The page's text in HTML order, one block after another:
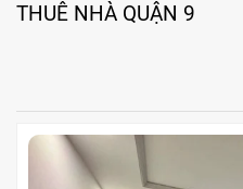
THUÊ NHÀ QUẬN 9